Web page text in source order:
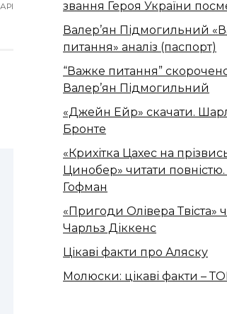
звання Героя України
Валер’ян Підмогильний
питання» аналіз (паспорт)
“Важке питання”
Валер’ян Підмогильний
«Джейн Ейр» скачати.
Бронте
«Крихітка Цахес на
Цинобер» читати
Гофман
«Пригоди Олівера Твіста»
Чарльз Діккенс
Цікаві факти про Аляску
Молюски: цікаві факти –